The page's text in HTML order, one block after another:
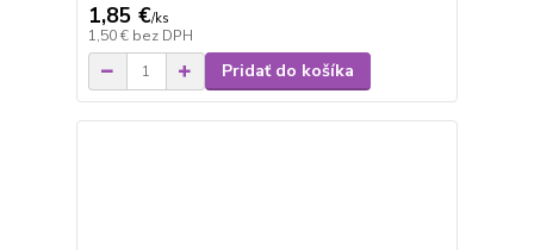
1,85 €/ks
1,50 € bez DPH
Pridať do košíka